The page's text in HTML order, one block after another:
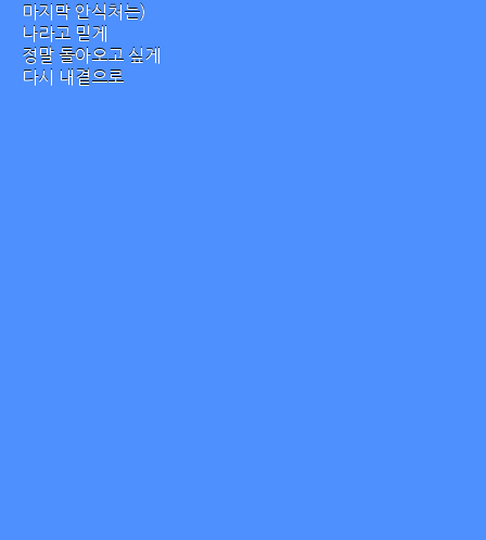
마지막 안식처는)
나라고 믿게
정말 돌아오고 싶게
다시 내곁으로